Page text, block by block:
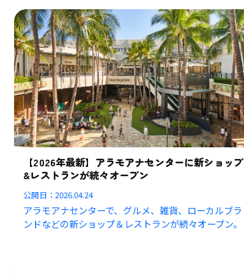
【2026年最新】アラモアナセンターに新ショップ
&レストランが続々オープン
公開日：2026.04.24
アラモアナセンターで、グルメ、雑貨、ローカルブラ
ンドなどの新ショップ＆レストランが続々オープン。